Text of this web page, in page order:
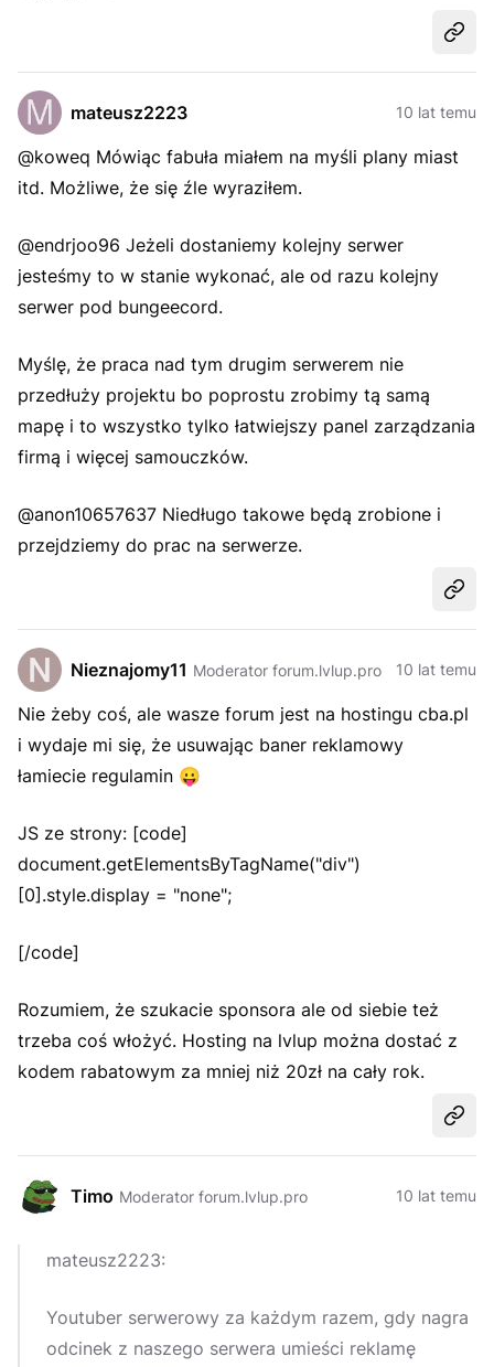
mateusz2223 10 lat temu
@koweq Mówiąc fabuła miałem na myśli plany miast
itd. Możliwe, że się źle wyraziłem.
@endrjoo96 Jeżeli dostaniemy kolejny serwer
jesteśmy to w stanie wykonać, ale od razu kolejny
serwer pod bungeecord.
Myślę, że praca nad tym drugim serwerem nie
przedłuży projektu bo poprostu zrobimy tą samą
mapę i to wszystko tylko łatwiejszy panel zarządzania
firmą i więcej samouczków.
@anon10657637 Niedługo takowe będą zrobione i
przejdziemy do prac na serwerze.
Nieznajomy11 Moderator forum.lvlup.pro 10 lat temu
Nie żeby coś, ale wasze forum jest na hostingu cba.pl
i wydaje mi się, że usuwając baner reklamowy
łamiecie regulamin 😛
JS ze strony: [code]
document.getElementsByTagName("div")
[0].style.display = "none";
[/code]
Rozumiem, że szukacie sponsora ale od siebie też
trzeba coś włożyć. Hosting na lvlup można dostać z
kodem rabatowym za mniej niż 20zł na cały rok.
Timo Moderator forum.lvlup.pro 10 lat temu
mateusz2223:
Youtuber serwerowy za każdym razem, gdy nagra
odcinek z naszego serwera umieści reklamę